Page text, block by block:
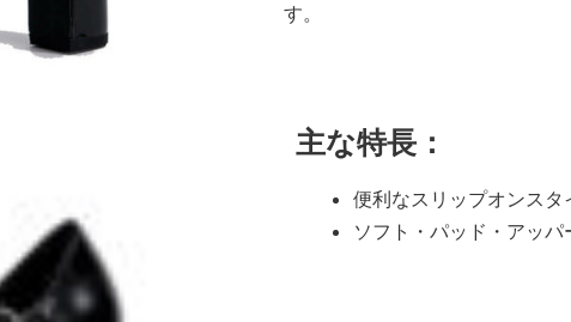
す。
主な特長：
便利なスリップオンスタ
ソフト・パッド・アッパ